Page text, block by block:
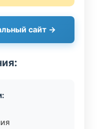
сайт →